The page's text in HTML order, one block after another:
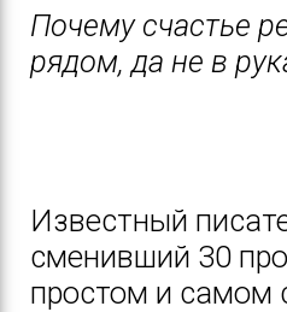
Почему счастье
рядом, да не в
Известный
сменивший 30
простом и